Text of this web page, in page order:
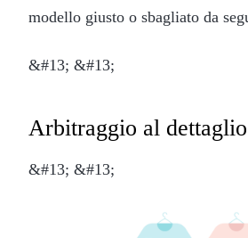
modello giusto o sbagliato da
&#13; &#13;
Arbitraggio al dettaglio
&#13; &#13;